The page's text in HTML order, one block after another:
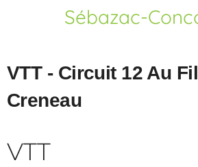
Sébazac-
VTT - Circuit 12 Au
Creneau
VTT